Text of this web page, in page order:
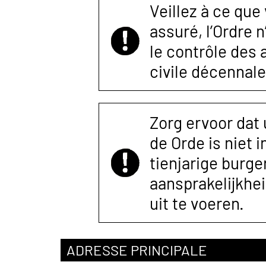
Veillez à ce
assuré, l’Ordre
le contrôle des
civile
Zorg ervoor
de Orde is niet
tienjarige
uit te voeren.
ADRESSE PRINCIPALE